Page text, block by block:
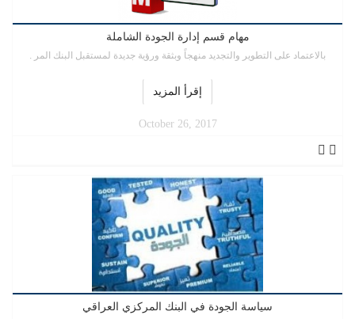
مهام قسم إدارة الجودة الشاملة
بالاعتماد على التطوير والتجديد منهجاً وبثقة ورؤية جديدة لمستقبل البنك المر .
إقرأ المزيد
October 26, 2017
سياسة الجودة في البنك المركزي العراقي